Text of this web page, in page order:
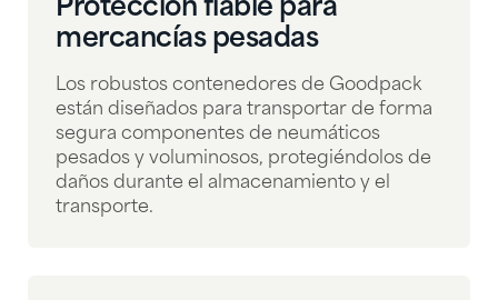
Protección fiable para
mercancías pesadas
Los robustos contenedores de Goodpack
están diseñados para transportar de forma
segura componentes de neumáticos
pesados y voluminosos, protegiéndolos de
daños durante el almacenamiento y el
transporte.